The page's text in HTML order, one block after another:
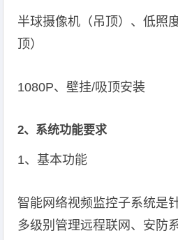
半球摄像机（吊顶）、低照
顶）
1080P、壁挂/吸顶安装
2、系统功能要求
1、基本功能
智能网络视频监控子系统是
多级别管理远程联网、安防